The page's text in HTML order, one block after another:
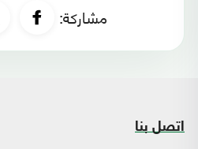
مشاركة:
اتصل بنا